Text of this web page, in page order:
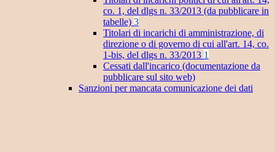
co. 1, del dlgs n. 33/2013 (da pubblicare in
tabelle) 3
Titolari di incarichi di amministrazione, di
direzione o di governo di cui all'art. 14, co.
1-bis, del dlgs n. 33/2013 1
Cessati dall'incarico (documentazione da
pubblicare sul sito web)
Sanzioni per mancata comunicazione dei dati